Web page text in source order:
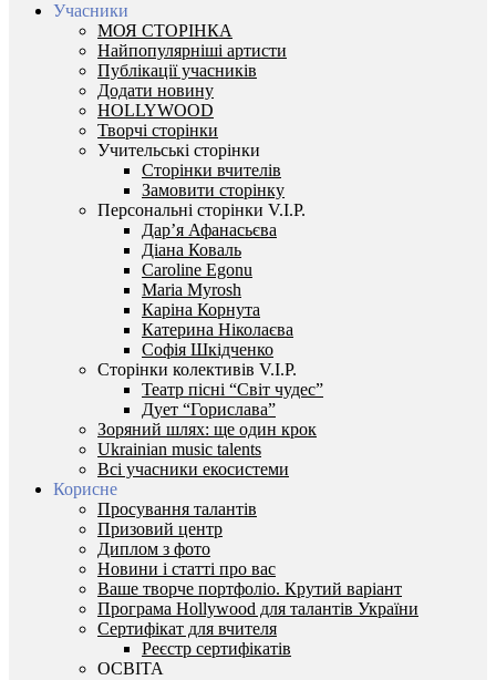
Учасники
МОЯ СТОРІНКА
Найпопулярніші артисти
Публікації учасників
Додати новину
HOLLYWOOD
Творчі сторінки
Учительські сторінки
Сторінки вчителів
Замовити сторінку
Персональні сторінки V.I.P.
Дар’я Афанасьєва
Діана Коваль
Caroline Egonu
Maria Myrosh
Каріна Корнута
Катерина Ніколаєва
Софія Шкідченко
Сторінки колективів V.I.P.
Театр пісні “Світ чудес”
Дует “Горислава”
Зоряний шлях: ще один крок
Ukrainian music talents
Всі учасники екосистеми
Корисне
Просування талантів
Призовий центр
Диплом з фото
Новини і статті про вас
Ваше творче портфоліо. Крутий варіант
Програма Hollywood для талантів України
Сертифікат для вчителя
Реєстр сертифікатів
ОСВІТА